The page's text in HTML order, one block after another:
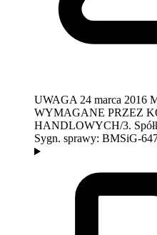
UWAGA 24 marca 2016
WYMAGANE PRZEZ
HANDLOWYCH/3.
Sygn. sprawy: BMSiG-